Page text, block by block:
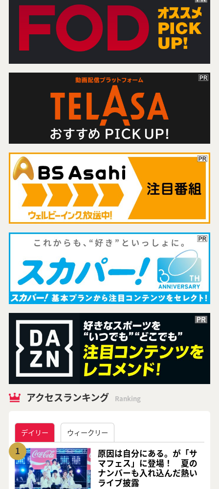
アクセスランキング Ranking
デイリー ウィークリー
1
原因は自分にある。が「サ
マフェス」に登場！ 夏の
ナンバーも入れ込んだ熱い
ライブ披露